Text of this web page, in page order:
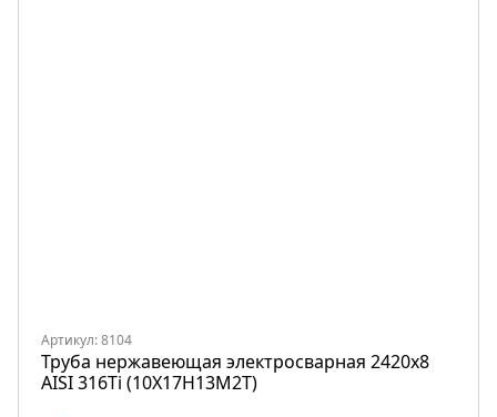
Артикул: 8104
Труба нержавеющая электросварная 2420х8
AISI 316Ti (10Х17Н13М2Т)